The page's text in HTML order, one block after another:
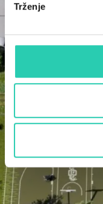
Trženje